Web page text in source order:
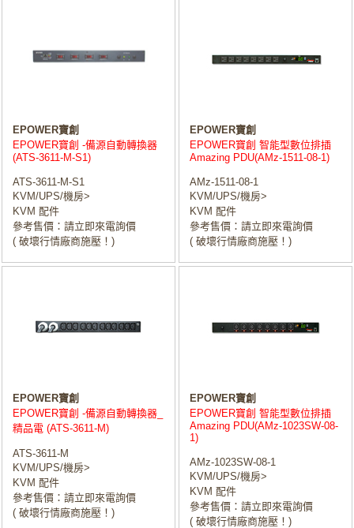
EPOWER寶創
EPOWER寶創 -備源自動轉換器
(ATS-3611-M-S1)
ATS-3611-M-S1
KVM/UPS/機房>
KVM 配件
參考售價：請立即來電詢價
( 破壞行情廠商施壓！)
EPOWER寶創
EPOWER寶創 智能型數位排插
Amazing PDU(AMz-1511-08-1)
AMz-1511-08-1
KVM/UPS/機房>
KVM 配件
參考售價：請立即來電詢價
( 破壞行情廠商施壓！)
EPOWER寶創
EPOWER寶創 -備源自動轉換器_
精品電 (ATS-3611-M)
ATS-3611-M
KVM/UPS/機房>
KVM 配件
參考售價：請立即來電詢價
( 破壞行情廠商施壓！)
EPOWER寶創
EPOWER寶創 智能型數位排插
Amazing PDU(AMz-1023SW-08-
1)
AMz-1023SW-08-1
KVM/UPS/機房>
KVM 配件
參考售價：請立即來電詢價
( 破壞行情廠商施壓！)